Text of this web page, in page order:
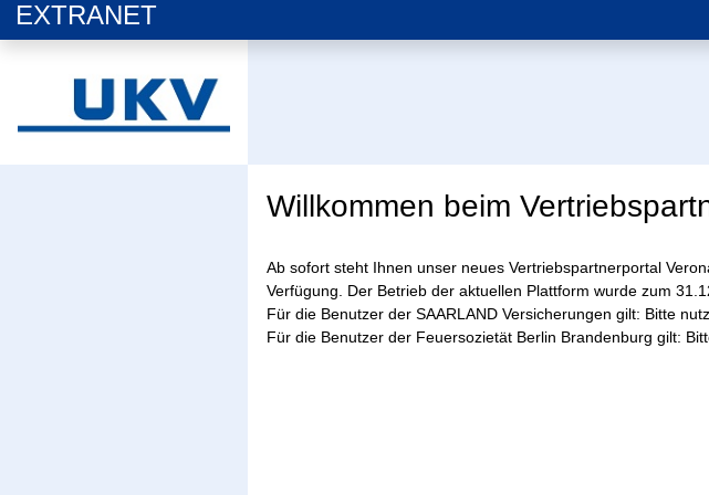
EXTRANET
Willkommen beim
Ab sofort steht Ihnen unser neues Vertriebspartnerportal
Verfügung. Der Betrieb der aktuellen Plattform wurde zum
Für die Benutzer der SAARLAND Versicherungen gilt: Bitte
Für die Benutzer der Feuersozietät Berlin Brandenburg gilt: